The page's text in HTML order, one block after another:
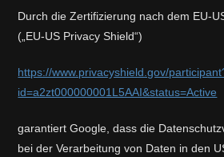
Durch die Zertifizierung nach dem EU-
(„EU-US Privacy Shield“)
https://www.privacyshield.gov/
id=a2zt000000001L5AAI&status=Active
garantiert Google, dass die
bei der Verarbeitung von Daten in den